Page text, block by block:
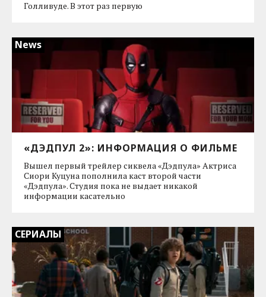
Голливуде. В этот раз первую
News
«ДЭДПУЛ 2»: ИНФОРМАЦИЯ О ФИЛЬМЕ
Вышел первый трейлер сиквела «Дэдпула» Актриса
Сиори Куцуна пополнила каст второй части
«Дэдпула». Студия пока не выдает никакой
информации касательно
СЕРИАЛЫ